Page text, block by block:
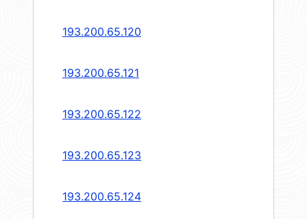
193.200.65.120
193.200.65.121
193.200.65.122
193.200.65.123
193.200.65.124